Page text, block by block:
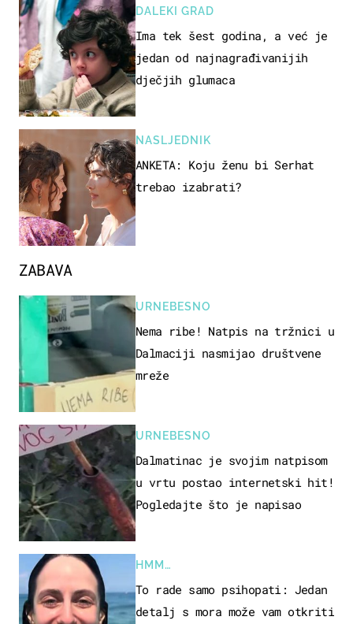
ZABAVA
URNEBESNO
Nema ribe! Natpis na tržnici u
Dalmaciji nasmijao društvene
mreže
URNEBESNO
Dalmatinac je svojim natpisom
u vrtu postao internetski hit!
Pogledajte što je napisao
HMM…
To rade samo psihopati: Jedan
detalj s mora može vam otkriti
DALEKI GRAD
Ima tek šest godina, a već je
jedan od najnagrađivanijih
dječjih glumaca
NASLJEDNIK
ANKETA: Koju ženu bi Serhat
trebao izabrati?